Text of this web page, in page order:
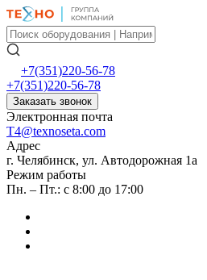
+7(351)220-56-78
+7(351)220-56-78
Заказать звонок
Электронная почта
T4@texnoseta.com
Адрес
г. Челябинск, ул. Автодорожная 1а
Режим работы
Пн. – Пт.: с 8:00 до 17:00